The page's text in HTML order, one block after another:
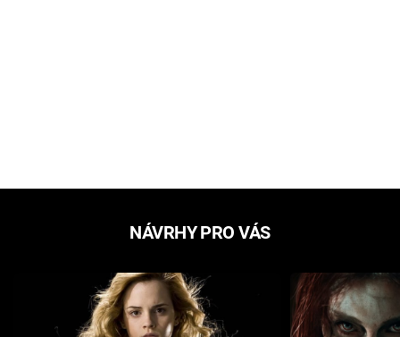
NÁVRHY PRO VÁS